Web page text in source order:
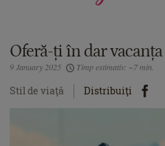
Oferă-ți în dar
9 January 2025 Timp estimativ: ~7 min.
Stil de viaţă Distribuiţi